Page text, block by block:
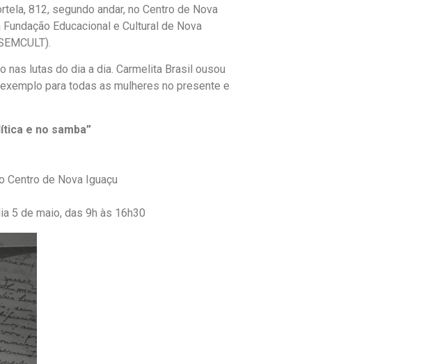
812, segundo andar, no Centro de Nova
Educacional e Cultural de Nova
nas lutas do dia a dia. Carmelita Brasil ousou
para todas as mulheres no presente e
e no samba”
Centro de Nova Iguaçu
5 de maio, das 9h às 16h30